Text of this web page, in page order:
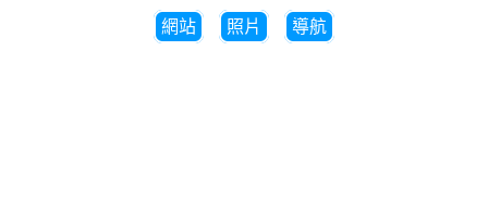
網站 照片 導航